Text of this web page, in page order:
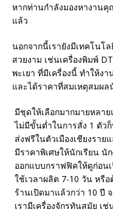
หากท่านกำลังมองหางาน
แล้ว
นอกจากนี้เรายังมีเทคโนโ
สวยงาม เช่นเครื่องพิมพ์
พะเยา ที่มีเครื่องนี้ ทำให้ง
และได้ราคาที่สมเหตุสมผล
มีชุดให้เลือกมากมายหลา
ไม่มีขั้นต่ำในการสั่ง 1 ตัว
ส่งฟรีในตัวเมืองเชียงราย
มีราคาพิเศษให้นักเรียน นั
ออกแบบกราฟฟิคให้ดูก่อน
ใช้เวลาผลิต 7-10 วัน หรือ
ร้านเปิดมาแล้วกว่า 10 ปี
เรามีเครื่องจักรทันสมัย เ